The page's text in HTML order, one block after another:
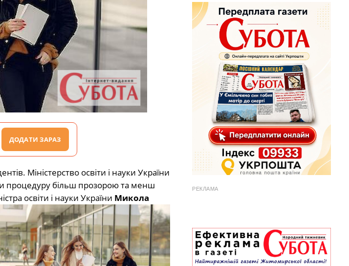
ДОДАТИ ЗАРАЗ
Міністерство освіти і науки України
процедуру більш прозорою та менш
освіти і науки України Микола
РЕКЛАМА